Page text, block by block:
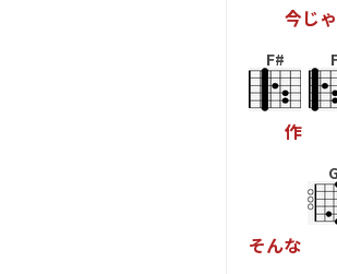
今じゃ
F#
作
そんな
G